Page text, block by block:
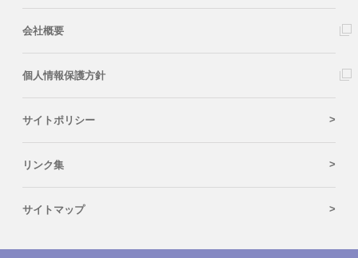
会社概要
個人情報保護方針
サイトポリシー
リンク集
サイトマップ